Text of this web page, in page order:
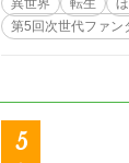
異世界 転生
第5回次世代ファン
5